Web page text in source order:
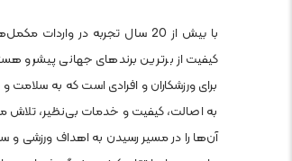
با بیش از 20 سال تجربه در
کیفیت از برترین برندهای جهانی
برای ورزشکاران و افرادی است که به
به اصالت، کیفیت و خدمات بی‌نظیر، تلاش
آن‌ها را در مسیر رسیدن به اهداف ورزشی